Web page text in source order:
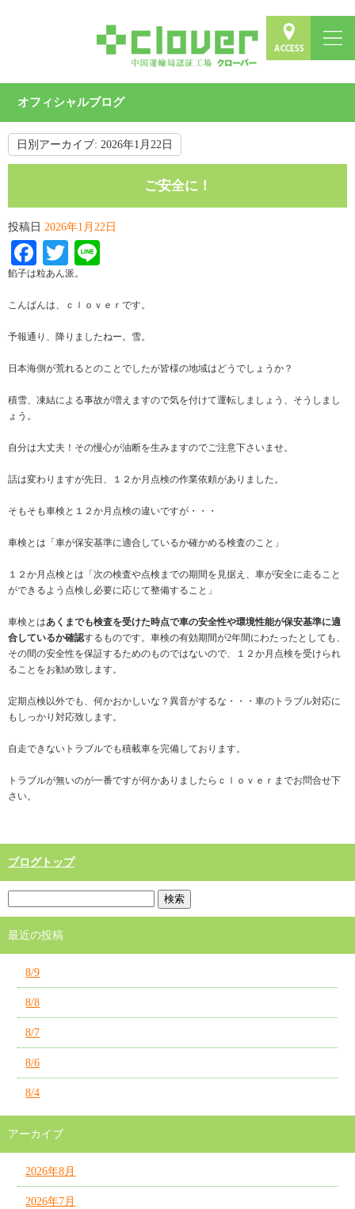
オフィシャルブログ
日別アーカイブ: 2026年1月22日
ご安全に！
投稿日 2026年1月22日
Facebook
Twitter
餡子は粒あん派。
こんばんは、ｃｌｏｖｅｒです。
予報通り、降りましたねー。雪。
日本海側が荒れるとのことでしたが皆様の地域はどうでしょうか？
積雪、凍結による事故が増えますので気を付けて運転しましょう、そうしまし
ょう。
自分は大丈夫！その慢心が油断を生みますのでご注意下さいませ。
話は変わりますが先日、１２か月点検の作業依頼がありました。
そもそも車検と１２か月点検の違いですが・・・
車検とは「車が保安基準に適合しているか確かめる検査のこと」
１２か月点検とは「次の検査や点検までの期間を見据え、車が安全に走ること
ができるよう点検し必要に応じて整備すること」
車検とはあくまでも検査を受けた時点で車の安全性や環境性能が保安基準に適
合しているか確認するものです。車検の有効期間が2年間にわたったとしても、
その間の安全性を保証するためのものではないので、１２か月点検を受けられ
ることをお勧め致します。
定期点検以外でも、何かおかしいな？異音がするな・・・車のトラブル対応に
もしっかり対応致します。
自走できないトラブルでも積載車を完備しております。
トラブルが無いのが一番ですが何かありましたらｃｌｏｖｅｒまでお問合せ下
さい。
ブログトップ
最近の投稿
8/9
8/8
8/7
8/6
8/4
アーカイブ
2026年8月
2026年7月